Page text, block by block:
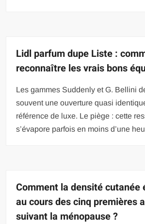
Lidl parfum dupe Liste :
reconnaître les vrais bons
Les gammes Suddenly et G. Bellini
souvent une ouverture quasi
référence de luxe. Le piège : cette
s’évapore parfois en moins d’une
Comment la densité
au cours des cinq premières
suivant la ménopause ?